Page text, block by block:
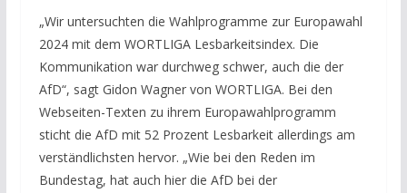
„Wir untersuchten die Wahlprogramme zur Europawahl
2024 mit dem WORTLIGA Lesbarkeitsindex. Die
Kommunikation war durchweg schwer, auch die der
AfD“, sagt Gidon Wagner von WORTLIGA. Bei den
Webseiten-Texten zu ihrem Europawahlprogramm
sticht die AfD mit 52 Prozent Lesbarkeit allerdings am
verständlichsten hervor. „Wie bei den Reden im
Bundestag, hat auch hier die AfD bei der